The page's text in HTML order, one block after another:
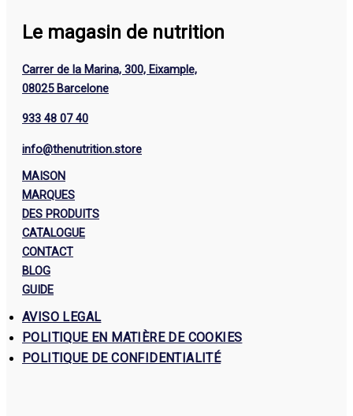
Le magasin de nutrition
Carrer de la Marina, 300, Eixample,
08025 Barcelone
933 48 07 40
info@thenutrition.store
MAISON
MARQUES
DES PRODUITS
CATALOGUE
CONTACT
BLOG
GUIDE
AVISO LEGAL
POLITIQUE EN MATIÈRE DE COOKIES
POLITIQUE DE CONFIDENTIALITÉ